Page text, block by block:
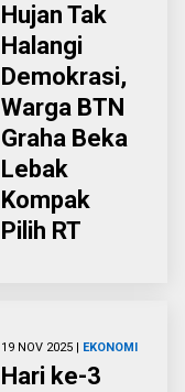
Hujan Tak
Halangi
Demokrasi,
Warga BTN
Graha Beka
Lebak
Kompak
Pilih RT
19 NOV 2025 | EKONOMI
Hari ke-3